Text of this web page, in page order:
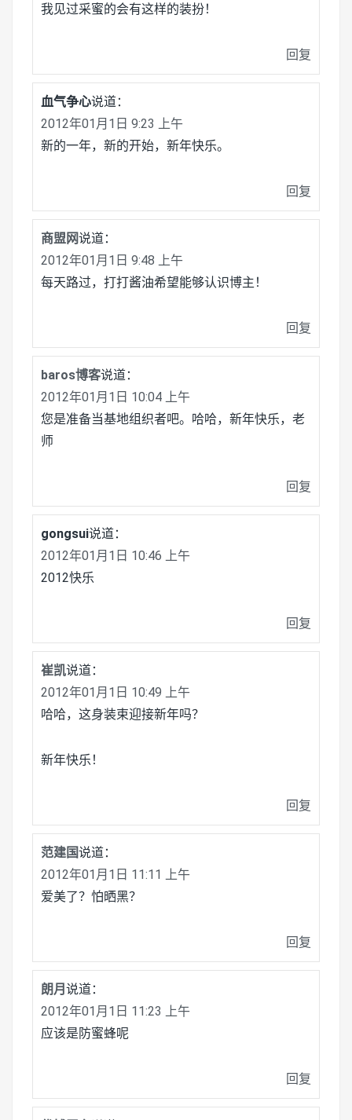
我见过采蜜的会有这样的装扮！
回复
血气争心说道：
2012年01月1日 9:23 上午
新的一年，新的开始，新年快乐。
回复
商盟网说道：
2012年01月1日 9:48 上午
每天路过，打打酱油希望能够认识博主！
回复
baros博客说道：
2012年01月1日 10:04 上午
您是准备当基地组织者吧。哈哈，新年快乐，老
师
回复
gongsui说道：
2012年01月1日 10:46 上午
2012快乐
回复
崔凯说道：
2012年01月1日 10:49 上午
哈哈，这身装束迎接新年吗？
新年快乐！
回复
范建国说道：
2012年01月1日 11:11 上午
爱美了？怕晒黑？
回复
朗月 说道：
2012年01月1日 11:23 上午
应该是防蜜蜂呢
回复